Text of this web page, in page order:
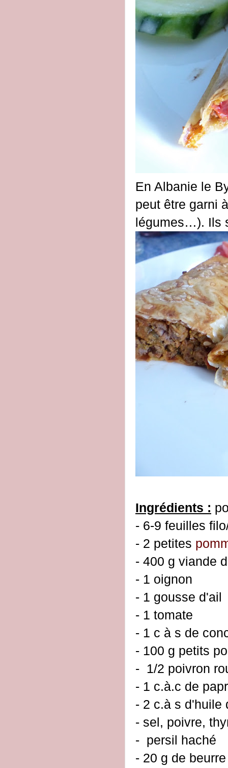
En Albanie le
peut être garni
légumes…). Ils
Ingrédients :
- 6-9 feuilles
- 2 petites
- 400 g viande
- 1 oignon
- 1 gousse d'ail
- 1 tomate
- 1 c à s de
- 100 g petits
- 1/2 poivron
- 1 c.à.c de
- 2 c.à s d'huile
- sel, poivre,
- persil haché
- 20 g de